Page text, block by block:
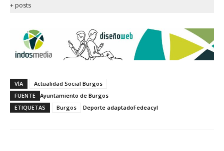
+ posts
VÍA
Actualidad Social Burgos
FUENTE Ayuntamiento de Burgos
ETIQUETAS
Burgos Deporte adaptadoFedeacyl